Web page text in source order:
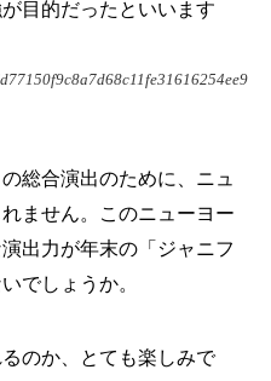
目的だったといいます
総合演出のために、ニュ
ません。このニューヨー
出力が年末の「ジャニフ
でしょうか。
のか、とても楽しみで